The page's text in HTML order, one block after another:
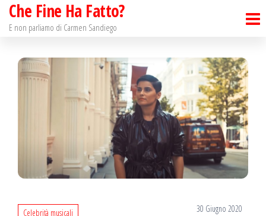
Salta
contenuto
Che Fine Ha Fatto?
E non parliamo di Carmen Sandiego
Celebrità musicali 30 Giugno 2020